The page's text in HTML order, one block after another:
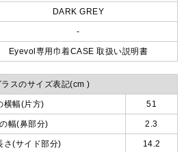
DARK GREY
-
Eyevol専用巾着CASE 取扱い説明書
スのサイズ表記(cm )
横幅(片方) 51
幅(鼻部分) 2.3
さ(サイド部分) 14.2